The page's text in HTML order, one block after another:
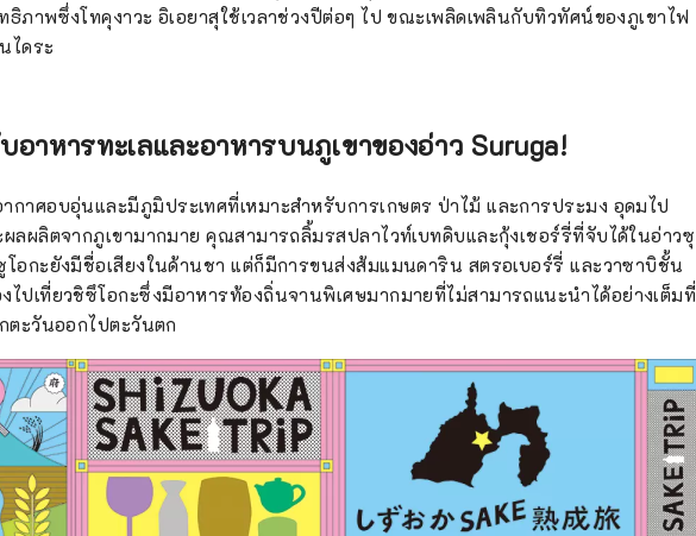
ภาพซึ่งโทคุงาวะ อิเอยาสุใช้เวลาช่วงปีต่อๆ ไป ขณะเพลิดเพลินกับทิวทัศน์ของภูเขาไฟ
ไดระ
อาหารทะเลและอาหารบนภูเขาของอ่าว Suruga!
กาศอบอุ่นและมีภูมิประเทศที่เหมาะสำหรับการเกษตร ป่าไม้ และการประมง อุดมไป
ผลผลิตจากภูเขามากมาย คุณสามารถลิ้มรสปลาไวท์เบทดิบและกุ้งเชอร์รี่ที่จับได้ในอ่าวซุ
อกะยังมีชื่อเสียงในด้านชา แต่ก็มีการขนส่งส้มแมนดาริน สตรอเบอร์รี่ และวาซาบิชั้น
ไปเที่ยวชิซึโอกะซึ่งมีอาหารท้องถิ่นจานพิเศษมากมายที่ไม่สามารถแนะนำได้อย่างเต็มที่
ตะวันออกไปตะวันตก